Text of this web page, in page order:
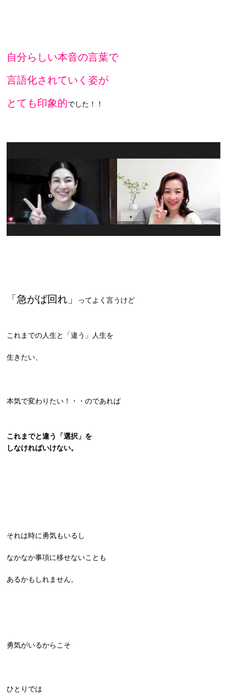
自分らしい本音の言葉で
言語化されていく姿が
とても印象的でした！！
「急がば回れ」 ってよく言うけど
これまでの人生と「違う」人生を
生きたい、
本気で変わりたい！・・のであれば
これまでと違う「選択」を
しなければいけない。
それは時に勇気もいるし
なかなか事項に移せないことも
あるかもしれません。
勇気がいるからこそ
ひとりでは